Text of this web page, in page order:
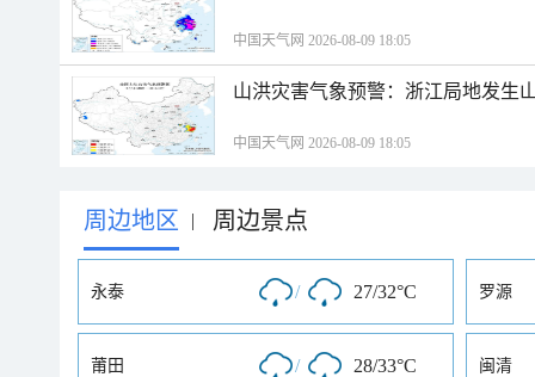
中国天气网 2026-08-09 18:05
山洪灾害气象预警：浙江局地发生
中国天气网 2026-08-09 18:05
周边地区 | 周边景点
永泰 / 27/32°C 罗源
莆田 / 28/33°C 闽清